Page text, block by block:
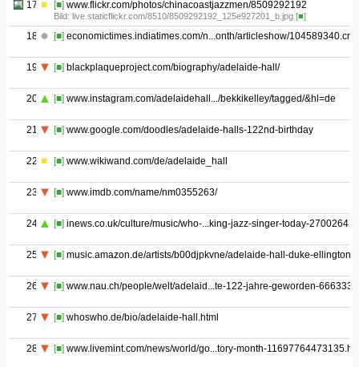
17.10 [■] www.flickr.com/photos/chinacoastjazzmen/8509292192
Bild: live.staticflickr.com/8510/8509292192_125e927201_b.jpg [■]
18 [■] economictimes.indiatimes.com/n...onth/articleshow/104589340.cms
19 [■] blackplaqueproject.com/biography/adelaide-hall/
20 [■] www.instagram.com/adelaidehall.../bekkikelley/tagged/&hl=de
21 [■] www.google.com/doodles/adelaide-halls-122nd-birthday
22 [■] www.wikiwand.com/de/adelaide_hall
23 [■] www.imdb.com/name/nm0355263/
24 [■] inews.co.uk/culture/music/who-...king-jazz-singer-today-2700264
25 [■] music.amazon.de/artists/b00djpkvne/adelaide-hall-duke-ellington
26 [■] www.nau.ch/people/welt/adelaid...te-122-jahre-geworden-
27 [■] whoswho.de/bio/adelaide-hall.html
28 [■] www.livemint.com/news/world/go...tory-month-